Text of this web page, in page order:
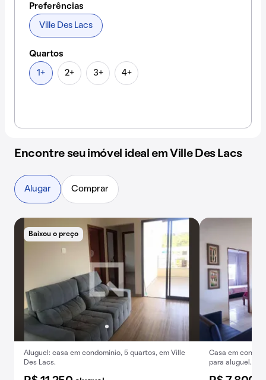
Preferências
Ville Des Lacs
Quartos
1+ 2+ 3+ 4+
Encontre seu imóvel ideal em Ville Des Lacs
Baixou o preço
Aluguel: casa em condomínio, 5 quartos, em Ville
Des Lacs.
Casa em
para aluguel.
Alugar Comprar